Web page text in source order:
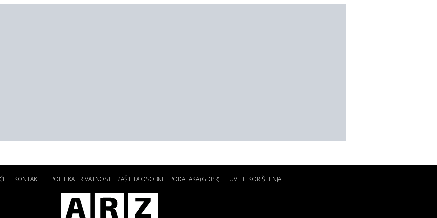
KONTAKT POLITIKA PRIVATNOSTI I ZAŠTITA OSOBNIH PODATAKA (GDPR) UVJETI KORIŠTENJA